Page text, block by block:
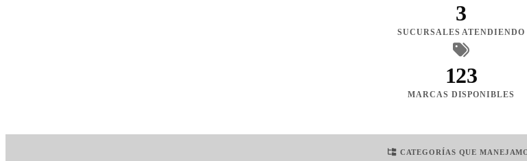
3
SUCURSALES ATENDIENDO
123
MARCAS DISPONIBLES
CATEGORÍAS QUE